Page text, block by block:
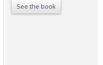
See the book